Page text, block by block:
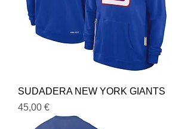
SUDADERA NEW YORK GIANTS
Precio
45,00 €